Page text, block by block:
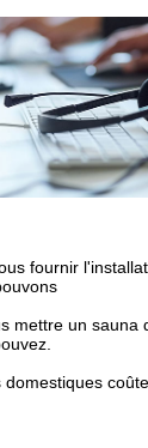
fournir
mettre un sauna
domestiques